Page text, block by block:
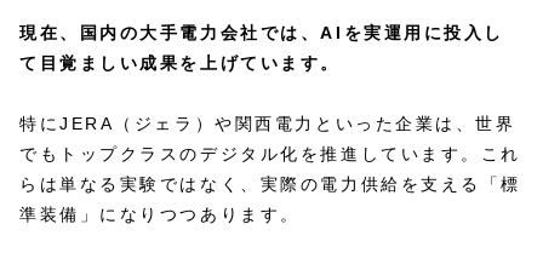
現在、国内の大手電力会社では、AIを実運用に投入し
て目覚ましい成果を上げています。
特にJERA（ジェラ）や関西電力といった企業は、世界
でもトップクラスのデジタル化を推進しています。これ
らは単なる実験ではなく、実際の電力供給を支える「標
準装備」になりつつあります。